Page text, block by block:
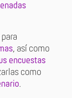
, así como
encuestas
como
.